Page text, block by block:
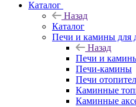
Каталог
Назад
Каталог
Печи и камины для
Назад
Печи и
Печи-камины
Печи
Каминные
Каминные